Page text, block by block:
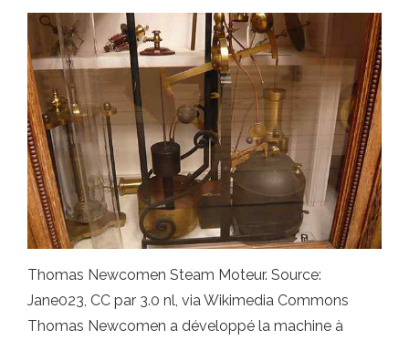
Thomas Newcomen Steam Moteur. Source:
Jane023, CC par 3.0 nl, via Wikimedia Commons
Thomas Newcomen a développé la machine à